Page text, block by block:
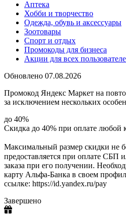
Аптека
Хобби и творчество
Одежда, обувь и аксессуары
Зоотовары
Спорт и отдых
Промокоды для бизнеса
Акции для всех
Обновлено 07.08.2026
Промокод Яндекс Маркет на
за исключением нескольких
до 40%
Скидка до 40% при оплате любой
Максимальный размер скидки не
предоставляется при оплате СБП
заказа при его получении.
карту Альфа-Банка в своем
ссылке: https://id.yandex.ru/pay
Завершено